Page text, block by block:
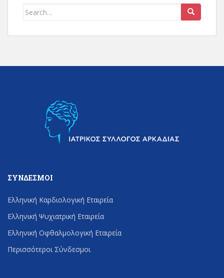
Search
ΣΎΝΔΕΣΜΟΙ
Ελληνική Καρδιολογική Εταιρεία
Ελληνική Ψυχιατρική Εταιρεία
Ελληνική Οφθαλμολογική Εταιρεία
Περισσότεροι Σύνδεσμοι